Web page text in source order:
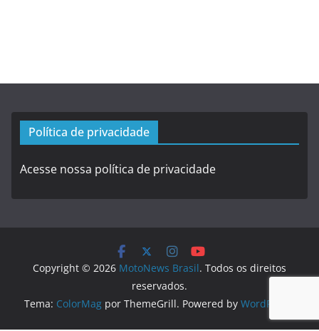
Política de privacidade
Acesse nossa política de privacidade
Copyright © 2026 MotoNews Brasil. Todos os direitos
reservados.
Tema: ColorMag por ThemeGrill. Powered by WordPress